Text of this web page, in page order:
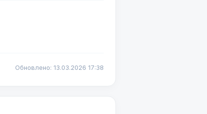
Обновлено: 13.03.2026 17:38